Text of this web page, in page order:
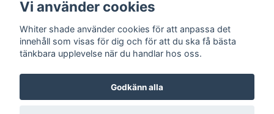
Anmäl dig till vårt nyhetsbrev
Prenumerera
Vi använder cookies
Whiter shade använder cookies för att anpassa det
innehåll som visas för dig och för att du ska få bästa
tänkbara upplevelse när du handlar hos oss.
Godkänn alla